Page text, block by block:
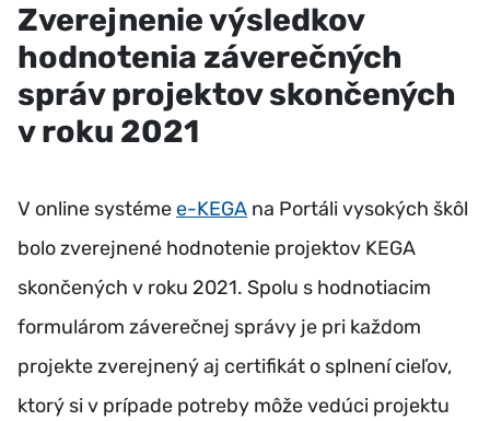
Zverejnenie výsledkov
hodnotenia záverečných
správ projektov skončených
v roku 2021
V online systémee-KEGA na Portáli vysokých škôl
bolo zverejnené hodnotenie projektov KEGA
skončených v roku 2021. Spolu s hodnotiacim
formulárom záverečnej správy je pri každom
projekte zverejnený aj certifikát o splnení cieľov,
ktorý si v prípade potreby môže vedúci projektu